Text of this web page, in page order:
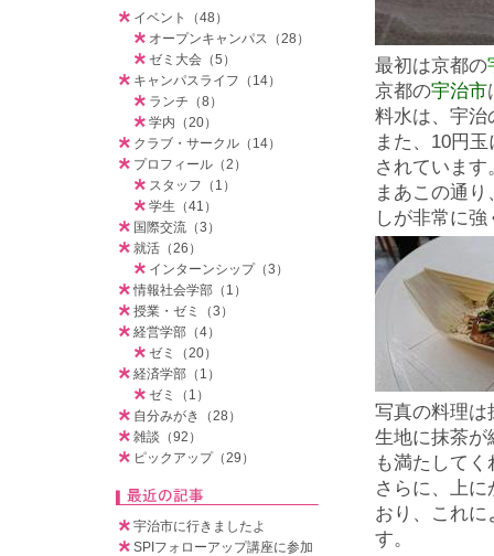
最初は京都の
京都の宇治市
料水は、宇治
また、10円
されています
まあこの通
しが非常に
写真の料理は
生地に抹茶が
も満たして
さらに、上
おり、これ
す。
イベント（48）
オープンキャンパス（28）
ゼミ大会（5）
キャンパスライフ（14）
ランチ（8）
学内（20）
クラブ・サークル（14）
プロフィール（2）
スタッフ（1）
学生（41）
国際交流（3）
就活（26）
インターンシップ（3）
情報社会学部（1）
授業・ゼミ（3）
経営学部（4）
ゼミ（20）
経済学部（1）
ゼミ（1）
自分みがき（28）
雑談（92）
ピックアップ（29）
宇治市に行きましたよ
SPIフォローアップ講座に参加